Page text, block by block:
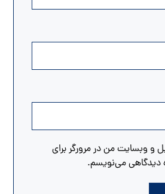
و وبسایت من در مرورگر برای
دیدگاهی می‌نویسم.